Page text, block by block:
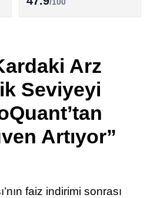
Youtube
TikTok
Telegram
Arz
Seviyeyi
Artıyor”
faiz indirimi sonrası